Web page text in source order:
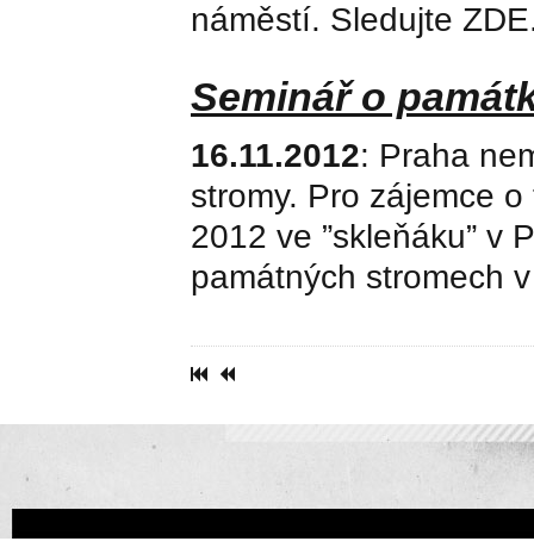
náměstí. Sledujte
Seminář o
16.11.2012: Praha
stromy. Pro zájemce
2012 ve ”skleňáku” v
památných stromech